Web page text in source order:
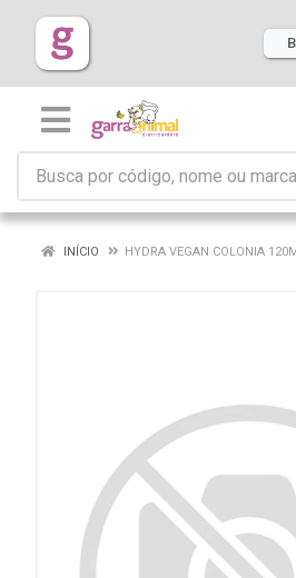
INÍCIO HYDRA VEGAN COLONIA